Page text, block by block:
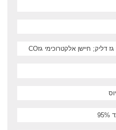
דליק; חיישן אלקטרוכימי גזCO